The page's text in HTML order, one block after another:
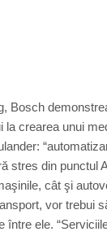
Bosch
la crearea unui
stres din punctul
cât şi
vor trebui
ele.